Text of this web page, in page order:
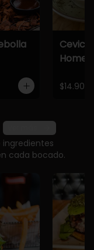
Home
$14.900
ingredientes
cada bocado.